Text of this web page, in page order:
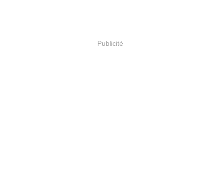
Publicité